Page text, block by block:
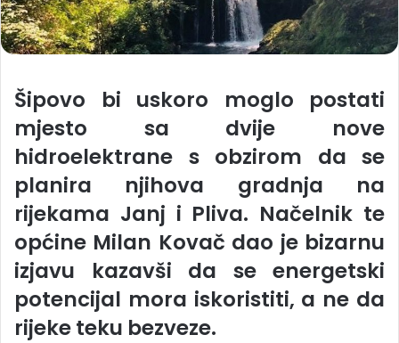
Šipovo bi uskoro moglo postati
mjesto sa dvije nove
hidroelektrane s obzirom da se
planira njihova gradnja na
rijekama Janj i Pliva. Načelnik te
općine Milan Kovač dao je bizarnu
izjavu kazavši da se energetski
potencijal mora iskoristiti, a ne da
rijeke teku bezveze.